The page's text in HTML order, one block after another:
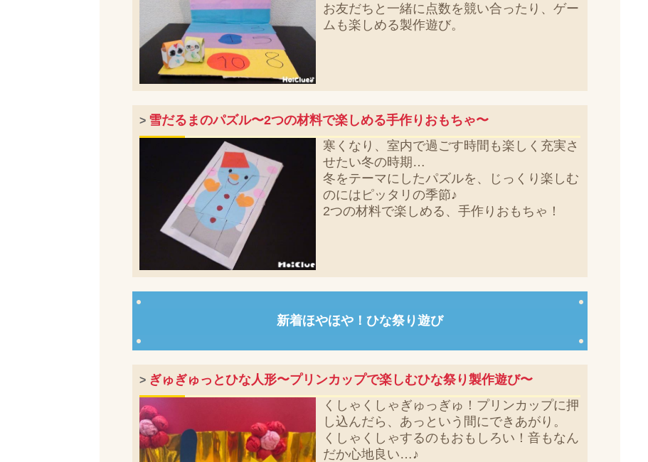
お友だちと一緒に点数を競い合ったり、ゲー
ムも楽しめる製作遊び。
> 雪だるまのパズル〜2つの材料で楽しめる手作りおもちゃ〜
寒くなり、室内で過ごす時間も楽しく充実さ
せたい冬の時期…
冬をテーマにしたパズルを、じっくり楽しむ
のにはピッタリの季節♪
2つの材料で楽しめる、手作りおもちゃ！
新着ほやほや！ひな祭り遊び
> ぎゅぎゅっとひな人形〜プリンカップで楽しむひな祭り製作遊び〜
くしゃくしゃぎゅっぎゅ！プリンカップに押
し込んだら、あっという間にできあがり。
くしゃくしゃするのもおもしろい！音もなん
だか心地良い…♪